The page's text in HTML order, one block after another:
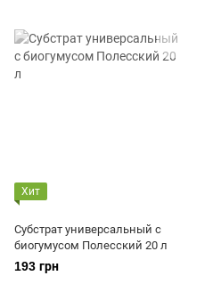
Хит
Субстрат универсальный с
биогумусом Полесский 20 л
193 грн